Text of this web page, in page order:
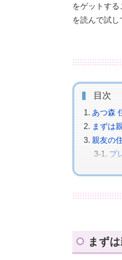
をゲットす
を読んで試し
目次
あつ森
まずは
親友の
プ
再びゲ
17
まず